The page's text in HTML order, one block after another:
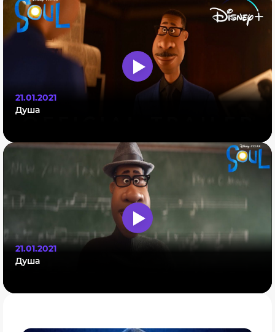
21.01.2021
Душа
21.01.2021
Душа